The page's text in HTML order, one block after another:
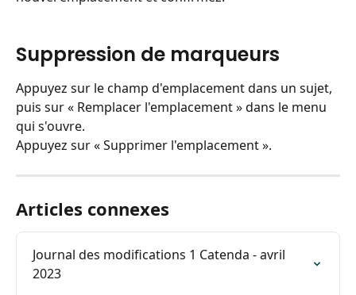
Suppression de marqueurs
Appuyez sur le champ d'emplacement dans un sujet,
puis sur « Remplacer l'emplacement » dans le menu
qui s'ouvre.
Appuyez sur « Supprimer l'emplacement ».
Articles connexes
Journal des modifications 1 Catenda - avril
2023